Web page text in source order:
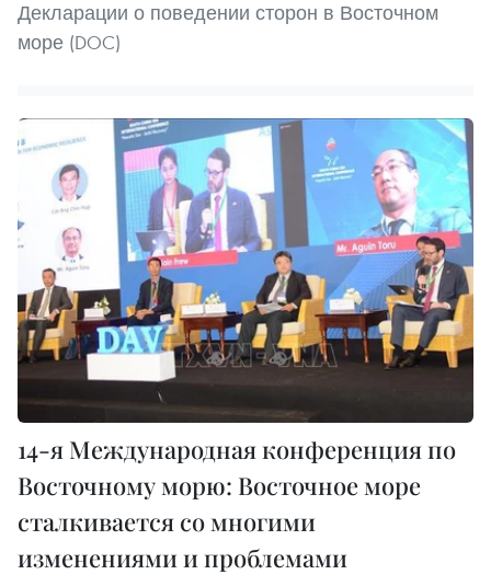
Декларации о поведении сторон в Восточном
море (DOC)
14-я Международная конференция по
Восточному морю: Восточное море
сталкивается со многими
изменениями и проблемами